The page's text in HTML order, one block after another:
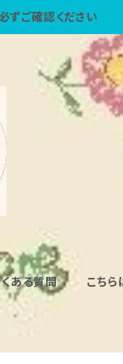
ずご確認ください
ある質問 こちら